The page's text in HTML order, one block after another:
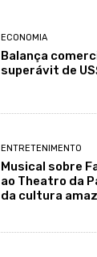
ECONOMIA
Balança
superávit de
ENTRETENIMENTO
Musical sobre
ao Theatro da
da cultura